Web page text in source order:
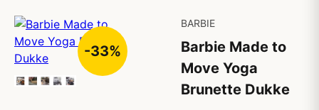
-33%
BARBIE
Barbie Made to
Move Yoga
Brunette Dukke